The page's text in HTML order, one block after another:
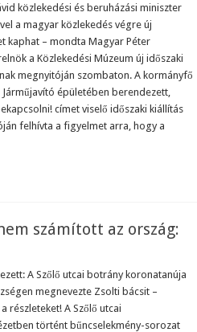
közlekedési és beruházási miniszter
a magyar közlekedés végre új
kaphat – mondta Magyar Péter
a Közlekedési Múzeum új időszaki
megnyitóján szombaton. A kormányfő
Járműjavító épületében berendezett,
címet viselő időszaki kiállítás
felhívta a figyelmet arra, hogy a
számított az ország:
A Szőlő utcai botrány koronatanúja
megnevezte Zsolti bácsit –
részleteket! A Szőlő utcai
történt bűncselekmény-sorozat